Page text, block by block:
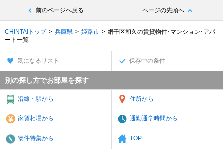
前のページへ戻る ページの先頭へ
CHINTAIトップ 兵庫県 姫路市
網干区和久の賃貸物件･マンション･アパ
ート一覧
気になるリスト 保存中の条件
別の探し方でお部屋を探す
沿線・駅から 住所から
家賃相場から 通勤通学時間から
物件特集から TOP